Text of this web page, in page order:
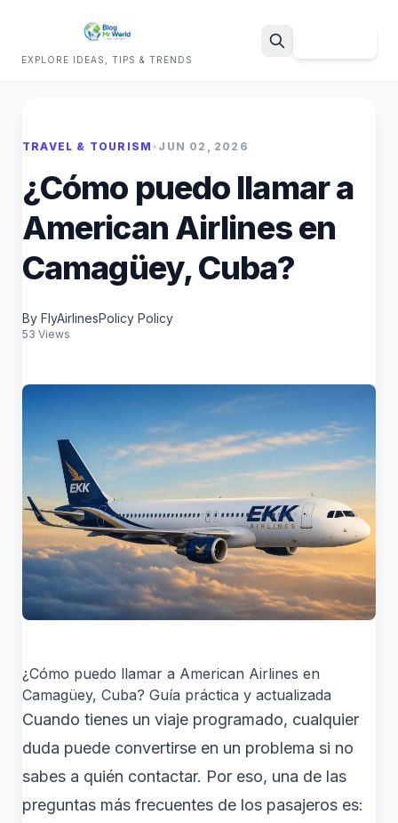
EXPLORE IDEAS, TIPS & TRENDS
TRAVEL & TOURISM • JUN 02, 2026
¿Cómo puedo llamar a
American Airlines en
Camagüey, Cuba?
By FlyAirlinesPolicy Policy
53 Views
¿Cómo puedo llamar a American Airlines en
Camagüey, Cuba? Guía práctica y actualizada
Cuando tienes un viaje programado, cualquier
duda puede convertirse en un problema si no
sabes a quién contactar. Por eso, una de las
preguntas más frecuentes de los pasajeros es: